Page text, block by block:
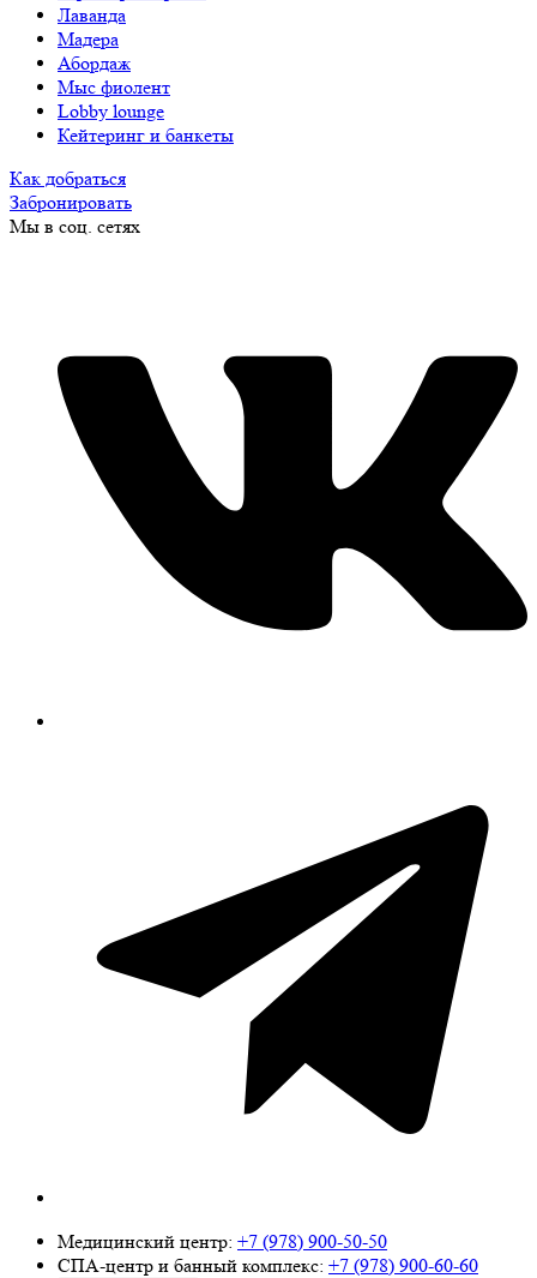
Лаванда
Мадера
Абордаж
Мыс фиолент
Lobby lounge
Кейтеринг и банкеты
Как добраться
Забронировать
Мы в соц. сетях
Медицинский центр: +7 (978) 900-50-50
СПА-центр и банный комплекс: +7 (978) 900-60-60